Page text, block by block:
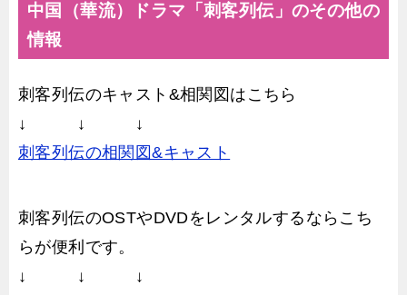
中国（華流）ドラマ「刺客列伝」のその他の
情報
刺客列伝のキャスト&相関図はこちら
↓ ↓ ↓
刺客列伝の相関図&キャスト
刺客列伝のOSTやDVDをレンタルするならこち
らが便利です。
↓ ↓ ↓